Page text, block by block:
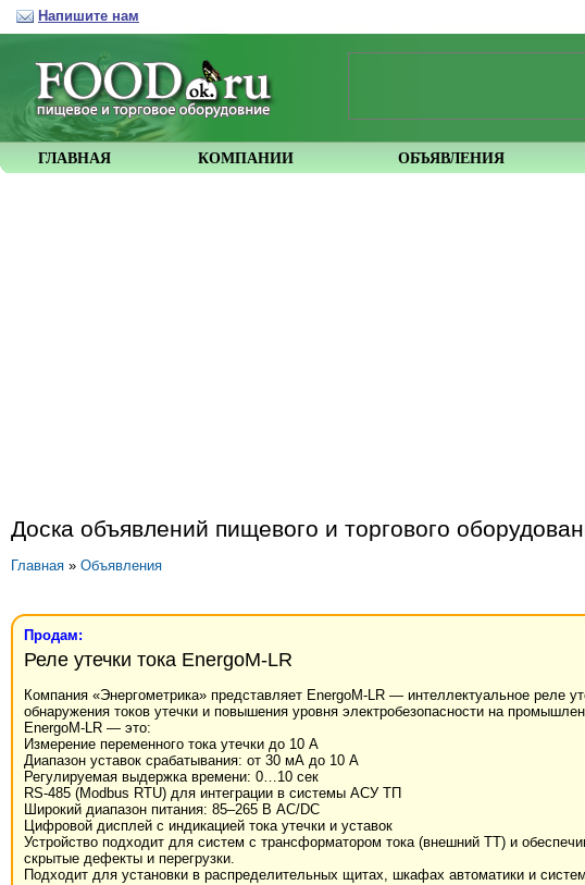
Доска объявлений пищевого и торгового
Главная » Объявления
Продам:
Реле утечки тока EnergoM-LR
Компания «Энергометрика» представляет EnergoM-LR — интеллектуальное реле
обнаружения токов утечки и повышения уровня электробезопасности на
EnergoM-LR — это:
Измерение переменного тока утечки до 10 А
Диапазон уставок срабатывания: от 30 мА до 10 А
Регулируемая выдержка времени: 0…10 сек
RS-485 (Modbus RTU) для интеграции в системы АСУ ТП
Широкий диапазон питания: 85–265 В AC/DC
Цифровой дисплей с индикацией тока утечки и уставок
Устройство подходит для систем с трансформатором тока (внешний ТТ) и
скрытые дефекты и перегрузки.
Подходит для установки в распределительных щитах, шкафах автоматики и
ГЛАВНАЯ КОМПАНИИ ОБЪЯВЛЕНИЯ
Напишите нам